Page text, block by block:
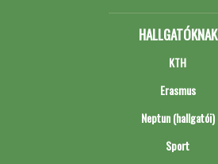
HALLGATÓKNAK
KTH
Erasmus
Neptun (hallgatói)
Sport